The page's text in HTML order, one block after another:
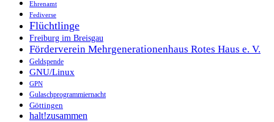
Ehrenamt
Fediverse
Flüchtlinge
Freiburg im Breisgau
Förderverein Mehrgenerationenhaus Rotes Haus e. V.
Geldspende
GNU/Linux
GPN
Gulaschprogrammiernacht
Göttingen
halt!zusammen